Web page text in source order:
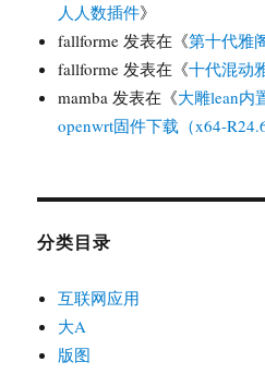
人人数插件》
fallforme 发表在《第十代雅
fallforme 发表在《十代混动
mamba 发表在《大雕lean内
openwrt固件下载（x64-
分类目录
互联网应用
大A
版图